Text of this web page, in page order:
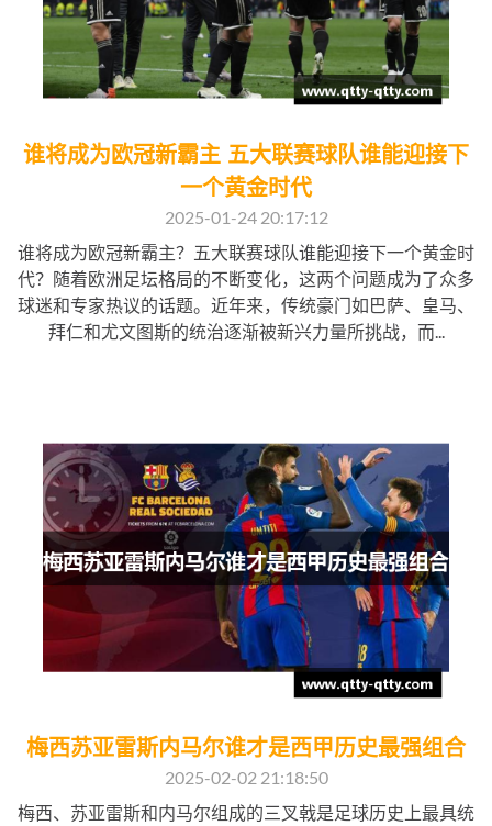
谁将成为欧冠新霸主 五大联赛球队谁能迎接下
一个黄金时代
2025-01-24 20:17:12
谁将成为欧冠新霸主？五大联赛球队谁能迎接下一个黄金时
代？随着欧洲足坛格局的不断变化，这两个问题成为了众多
球迷和专家热议的话题。近年来，传统豪门如巴萨、皇马、
拜仁和尤文图斯的统治逐渐被新兴力量所挑战，而...
梅西苏亚雷斯内马尔谁才是西甲历史最强组合
2025-02-02 21:18:50
梅西、苏亚雷斯和内马尔组成的三叉戟是足球历史上最具统